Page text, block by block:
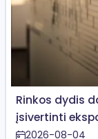
Rinkos dydis
įsivertinti
įmonės
2026-08-04